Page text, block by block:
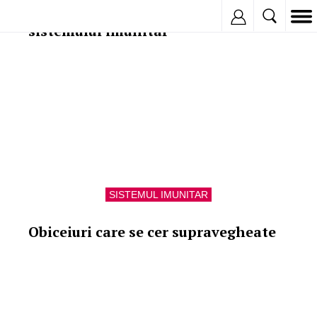
Tigara, inamicul numarul 1 al
sistemului imunitar
SISTEMUL IMUNITAR
Obiceiuri care se cer supravegheate